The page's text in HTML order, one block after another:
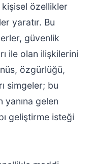
kişisel özellikler
yaratır. Bu
güvenlik
ile olan ilişkilerini
özgürlüğü,
simgeler; bu
gelen
geliştirme isteği